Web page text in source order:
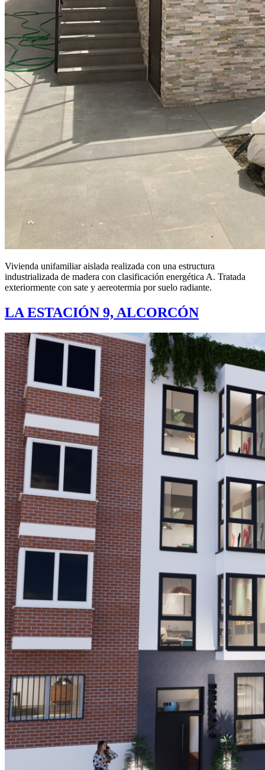
Vivienda unifamiliar aislada realizada con una estructura
industrializada de madera con clasificación energética A. Tratada
exteriormente con sate y aereotermia por suelo radiante.
LA ESTACIÓN 9, ALCORCÓN